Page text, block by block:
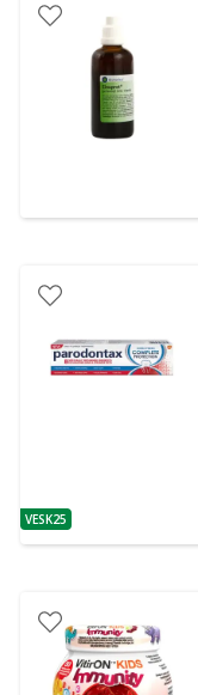
patarimas
VESK25